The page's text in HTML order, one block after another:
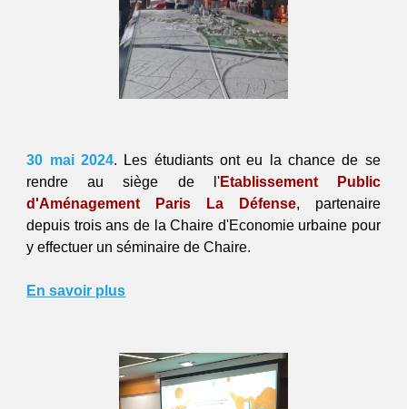
30 mai2024. Les étudiants ont eu la chance de se
rendre au siège de l'Etablissement Public
d'Aménagement Paris La Défense, partenaire
depuis trois ans de la Chaire d'Economie urbaine pour
y effectuer un séminaire de Chaire.
En savoir plus